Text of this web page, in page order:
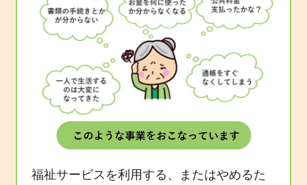
福祉サービスを利用する、またはやめるた